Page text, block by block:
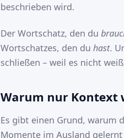
beschrieben wird.
Der Wortschatz, den du
Wortschatzes, den du hast.
schließen – weil es nicht
Warum nur Kontext
Es gibt einen Grund, warum
Momente im Ausland